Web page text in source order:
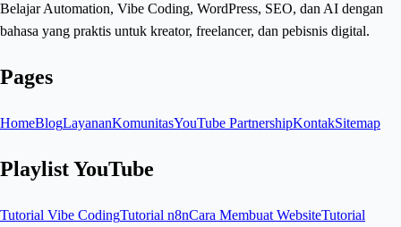
Belajar Automation, Vibe Coding, WordPress, SEO, dan AI dengan
bahasa yang praktis untuk kreator, freelancer, dan pebisnis digital.
Pages
HomeBlogLayananKomunitasYouTube PartnershipKontakSitemap
Playlist YouTube
Tutorial Vibe CodingTutorial n8nCara Membuat WebsiteTutorial